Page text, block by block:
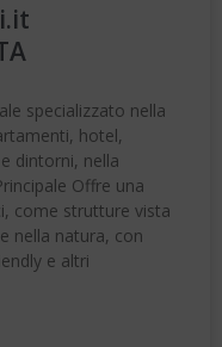
specializzato nella
hotel,
dintorni, nella
Offre una
come strutture vista
nella natura, con
e altri